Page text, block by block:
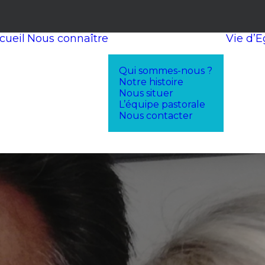
Nous connaître
Qui sommes-nous ?
Notre histoire
Nous situer
L’équipe pastorale
Nous contacter
Vie